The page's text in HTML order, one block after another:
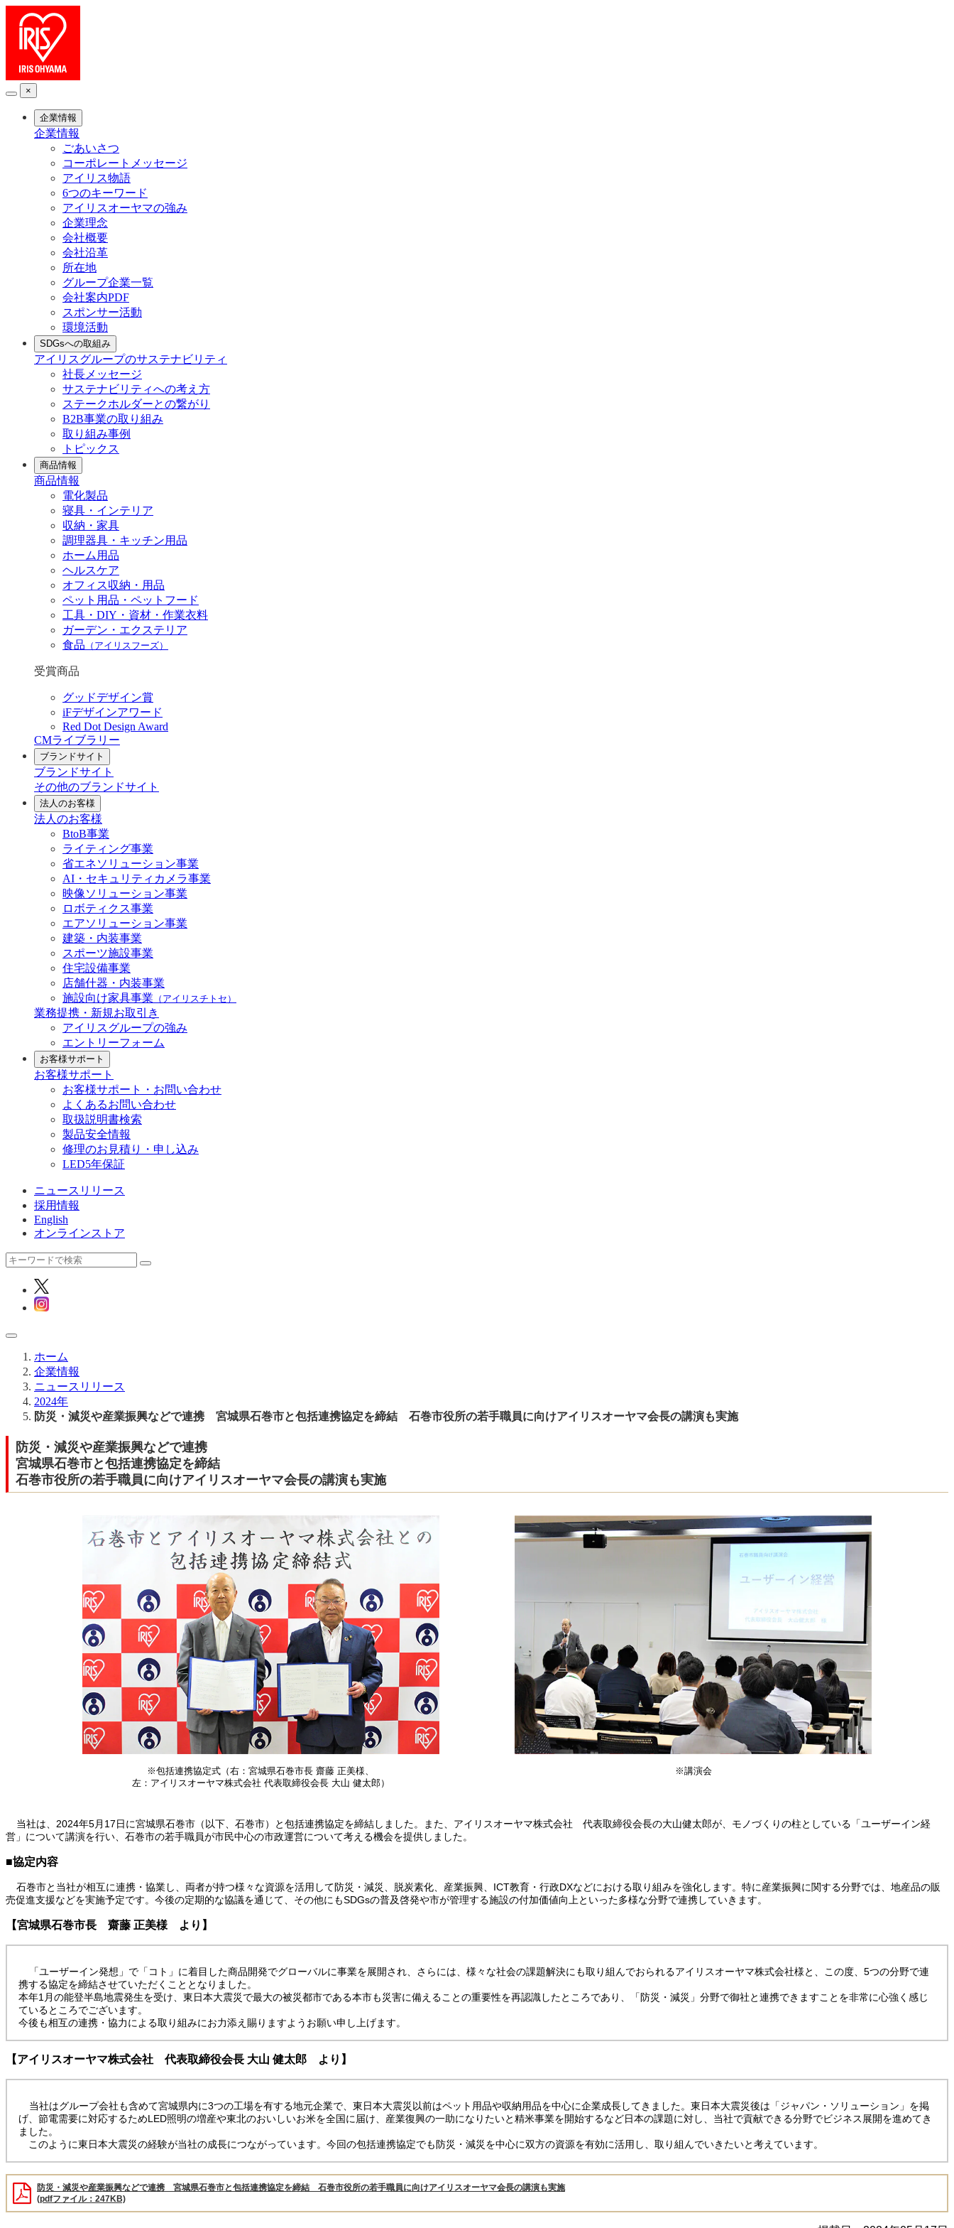
×
企業情報
企業情報
ごあいさつ
コーポレートメッセージ
アイリス物語
6つのキーワード
アイリスオーヤマの強み
企業理念
会社概要
会社沿革
所在地
グループ企業一覧
会社案内PDF
スポンサー活動
環境活動
SDGsへの取組み
アイリスグループのサステナビリティ
社長メッセージ
サステナビリティへの考え方
ステークホルダーとの繋がり
B2B事業の取り組み
取り組み事例
トピックス
商品情報
商品情報
電化製品
寝具・インテリア
収納・家具
調理器具・キッチン用品
ホーム用品
ヘルスケア
オフィス収納・用品
ペット用品・ペットフード
工具・DIY・資材・作業衣料
ガーデン・エクステリア
食品 （アイリスフーズ）
受賞商品
グッドデザイン賞
iFデザインアワード
Red Dot Design Award
CMライブラリー
ブランドサイト
ブランドサイト
その他のブランドサイト
法人のお客様
法人のお客様
BtoB事業
ライティング事業
省エネソリューション事業
AI・セキュリティカメラ事業
映像ソリューション事業
ロボティクス事業
エアソリューション事業
建築・内装事業
スポーツ施設事業
住宅設備事業
店舗什器・内装事業
施設向け家具事業 （アイリスチトセ）
業務提携・新規お取引き
アイリスグループの強み
エントリーフォーム
お客様サポート
お客様サポート
お客様サポート・お問い合わせ
よくあるお問い合わせ
取扱説明書検索
製品安全情報
修理のお見積り・申し込み
LED5年保証
ニュースリリース
採用情報
English
オンラインストア
ホーム
企業情報
ニュースリリース
2024年
防災・減災や産業振興などで連携 宮城県石巻市と包括連携協定を締結 石巻市役所の若手職員に向けアイリスオーヤマ会長の講演も実施
防災・減災や産業振興などで連携
宮城県石巻市と包括連携協定を締結
石巻市役所の若手職員に向けアイリスオーヤマ会長の講演も実施
※包括連携協定式（右：宮城県石巻市長 齋藤 正美様、
左：アイリスオーヤマ株式会社 代表取締役会長 大山 健太郎）
※講演会
当社は、2024年5月17日に宮城県石巻市（以下、石巻市）と包括連携協定を締結しました。また、アイリスオーヤマ株式会社 代表取締役会長の大山健太郎が、モノづくりの柱としている「ユーザーイン経
営」について講演を行い、石巻市の若手職員が市民中心の市政運営について考える機会を提供しました。
■協定内容
石巻市と当社が相互に連携・協業し、両者が持つ様々な資源を活用して防災・減災、脱炭素化、産業振興、ICT教育・行政DXなどにおける取り組みを強化します。特に産業振興に関する分野では、地産品の販
売促進支援などを実施予定です。今後の定期的な協議を通じて、その他にもSDGsの普及啓発や市が管理する施設の付加価値向上といった多様な分野で連携していきます。
【宮城県石巻市長 齋藤 正美様 より】
「ユーザーイン発想」で「コト」に着目した商品開発でグローバルに事業を展開され、さらには、様々な社会の課題解決にも取り組んでおられるアイリスオーヤマ株式会社様と、この度、5つの分野で連
携する協定を締結させていただくこととなりました。
本年1月の能登半島地震発生を受け、東日本大震災で最大の被災都市である本市も災害に備えることの重要性を再認識したところであり、「防災・減災」分野で御社と連携できますことを非常に心強く感じ
ているところでございます。
今後も相互の連携・協力による取り組みにお力添え賜りますようお願い申し上げます。
【アイリスオーヤマ株式会社 代表取締役会長 大山 健太郎 より】
当社はグループ会社も含めて宮城県内に3つの工場を有する地元企業で、東日本大震災以前はペット用品や収納用品を中心に企業成長してきました。東日本大震災後は「ジャパン・ソリューション」を掲
げ、節電需要に対応するためLED照明の増産や東北のおいしいお米を全国に届け、産業復興の一助になりたいと精米事業を開始するなど日本の課題に対し、当社で貢献できる分野でビジネス展開を進めてき
ました。
このように東日本大震災の経験が当社の成長につながっています。今回の包括連携協定でも防災・減災を中心に双方の資源を有効に活用し、取り組んでいきたいと考えています。
防災・減災や産業振興などで連携 宮城県石巻市と包括連携協定を締結 石巻市役所の若手職員に向けアイリスオーヤマ会長の講演も実施
(pdfファイル：247KB)